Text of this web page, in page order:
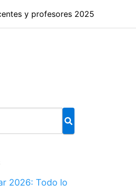
y profesores 2025
2026: Todo lo